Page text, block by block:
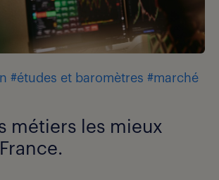
#études et baromètres #marché
métiers les mieux